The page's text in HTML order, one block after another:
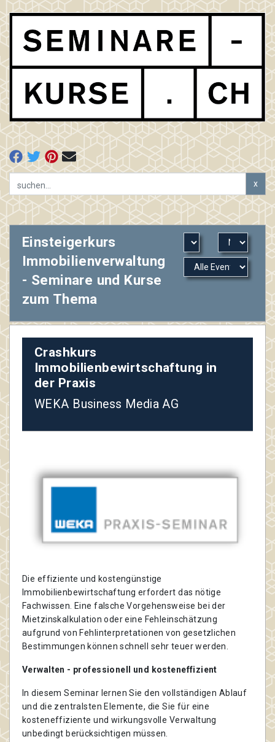
x
Einsteigerkurs
Immobilienverwaltung
- Seminare und Kurse
zum Thema
Crashkurs
Immobilienbewirtschaftung in
der Praxis
WEKA Business Media AG
Die effiziente und kostengünstige
Immobilienbewirtschaftung erfordert das nötige
Fachwissen. Eine falsche Vorgehensweise bei der
Mietzinskalkulation oder eine Fehleinschätzung
aufgrund von Fehlinterpretationen von gesetzlichen
Bestimmungen können schnell sehr teuer werden.
Verwalten - professionell und kosteneffizient
In diesem Seminar lernen Sie den vollständigen Ablauf
und die zentralsten Elemente, die Sie für eine
kosteneffiziente und wirkungsvolle Verwaltung
unbedingt berücksichtigen müssen.